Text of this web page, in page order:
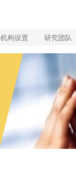
机构设置 研究团队